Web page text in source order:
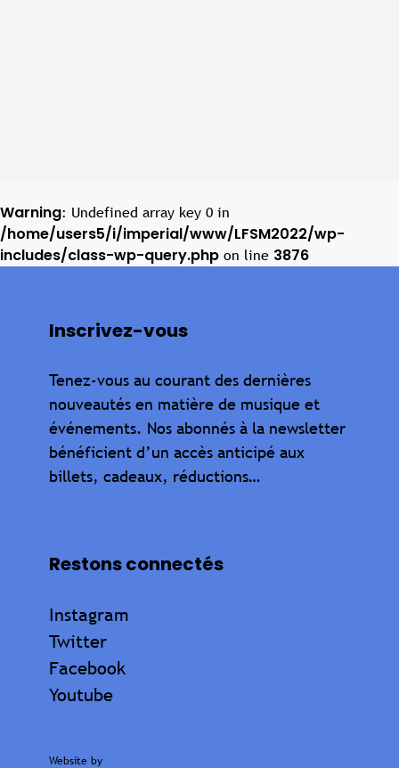
Warning: Undefined array key 0 in
/home/users5/i/imperial/www/LFSM2022/wp-
includes/class-wp-query.php on line 3876
Inscrivez-vous
Tenez-vous au courant des dernières
nouveautés en matière de musique et
événements. Nos abonnés à la newsletter
bénéficient d’un accès anticipé aux
billets, cadeaux, réductions…
Restons connectés
Instagram
Twitter
Facebook
Youtube
Website by